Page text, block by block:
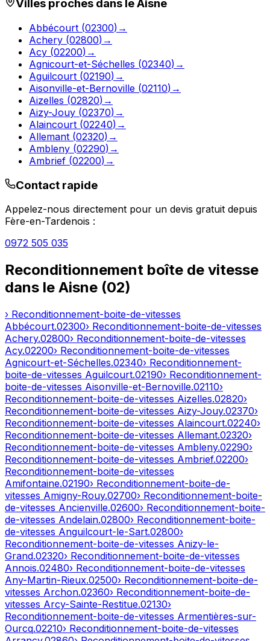
Villes proches dans leAisne
Abbécourt (02300) →
Achery (02800) →
Acy (02200) →
Agnicourt-et-Séchelles (02340) →
Aguilcourt (02190) →
Aisonville-et-Bernoville (02110) →
Aizelles (02820) →
Aizy-Jouy (02370) →
Alaincourt (02240) →
Allemant (02320) →
Ambleny (02290) →
Ambrief (02200) →
Contact rapide
Appelez-nous directement pour un devis gratuit depuis
Fère-en-Tardenois :
0972 505 035
Reconditionnement boîte de vitesse
dans le Aisne (02)
› Reconditionnement-boite-de-vitesses
Abbécourt.02300› Reconditionnement-boite-de-vitesses
Achery.02800› Reconditionnement-boite-de-vitesses
Acy.02200› Reconditionnement-boite-de-vitesses
Agnicourt-et-Séchelles.02340› Reconditionnement-
boite-de-vitesses Aguilcourt.02190› Reconditionnement-
boite-de-vitesses Aisonville-et-Bernoville.02110›
Reconditionnement-boite-de-vitesses Aizelles.02820›
Reconditionnement-boite-de-vitesses Aizy-Jouy.02370›
Reconditionnement-boite-de-vitesses Alaincourt.02240›
Reconditionnement-boite-de-vitesses Allemant.02320›
Reconditionnement-boite-de-vitesses Ambleny.02290›
Reconditionnement-boite-de-vitesses Ambrief.02200›
Reconditionnement-boite-de-vitesses
Amifontaine.02190› Reconditionnement-boite-de-
vitesses Amigny-Rouy.02700› Reconditionnement-boite-
de-vitesses Ancienville.02600› Reconditionnement-boite-
de-vitesses Andelain.02800› Reconditionnement-boite-
de-vitesses Anguilcourt-le-Sart.02800›
Reconditionnement-boite-de-vitesses Anizy-le-
Grand.02320› Reconditionnement-boite-de-vitesses
Annois.02480› Reconditionnement-boite-de-vitesses
Any-Martin-Rieux.02500› Reconditionnement-boite-de-
vitesses Archon.02360› Reconditionnement-boite-de-
vitesses Arcy-Sainte-Restitue.02130›
Reconditionnement-boite-de-vitesses Armentières-sur-
Ourcq.02210› Reconditionnement-boite-de-vitesses